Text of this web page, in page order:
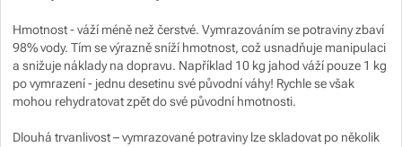
Hmotnost - váží méně než čerstvé. Vymrazováním se potraviny zbaví
98% vody. Tím se výrazně sníží hmotnost, což usnadňuje manipulaci
a snižuje náklady na dopravu. Například 10 kg jahod váží pouze 1 kg
po vymrazení - jednu desetinu své původní váhy! Rychle se však
mohou rehydratovat zpět do své původní hmotnosti.
Dlouhá trvanlivost – vymrazované potraviny lze skladovat po několik